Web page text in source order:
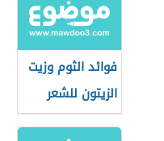
فوائد الثوم وزيت
الزيتون للشعر